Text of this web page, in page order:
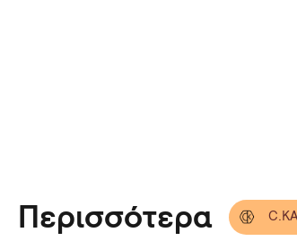
Περισσότερα